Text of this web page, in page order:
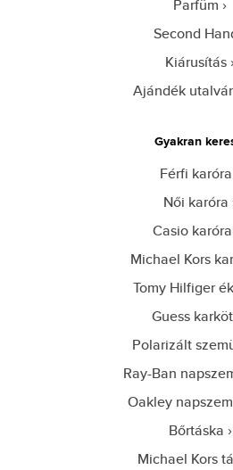
Parfüm
Second
Kiárusítás
Ajándék
Gyakran
Férfi karóra
Női karóra
Casio
Michael Kors
Tomy Hilfiger
Guess
Polarizált
Ray-Ban
Oakley
Bőrtáska
Michael Kors